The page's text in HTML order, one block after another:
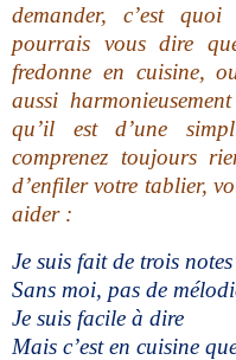
demander, c’est
pourrais vous dire
fredonne en cuisine,
aussi
qu’il est d’une
comprenez toujours
d’enfiler votre tablier,
aider :
Je suis fait de trois notes
Sans moi, pas de
Je suis facile à dire
Mais c’est en cuisine